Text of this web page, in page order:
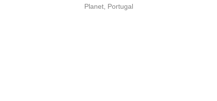
Planet, Portugal